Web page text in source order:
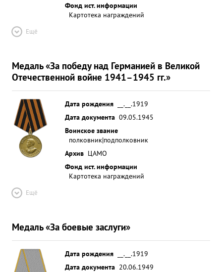
Фонд ист. информации
Картотека награждений
Ещё
Медаль «За победу над Германией в Великой
Отечественной войне 1941–1945 гг.»
Дата рождения
__.__.1919
Дата документа 09.05.1945
Воинское звание
полковник|подполковник
Архив ЦАМО
Фонд ист. информации
Картотека награждений
Ещё
Медаль «За боевые заслуги»
Дата рождения
__.__.1919
Дата документа 20.06.1949